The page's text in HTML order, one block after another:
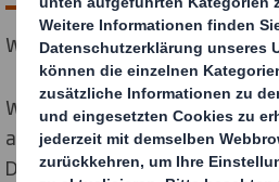
Welche Veränderungen haben
Wir können verstehen, dass sich
auf den Zusammenschluss
DS Smith möglicherweise